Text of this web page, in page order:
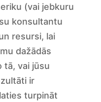
(vai jebkuru
konsultantu
resursi, lai
dažādās
tā, vai jūsu
ir
turpināt